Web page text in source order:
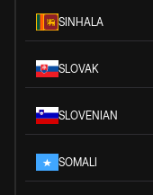
SINHALA
SLOVAK
SLOVENIAN
SOMALI